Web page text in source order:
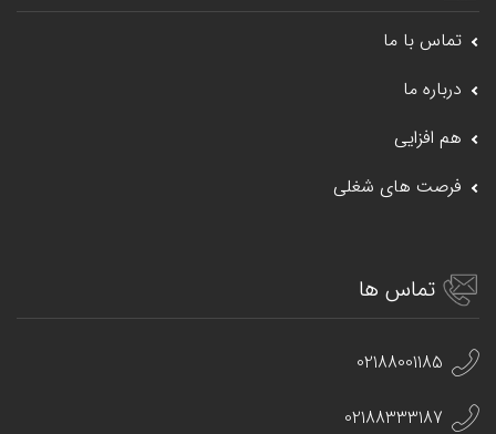
تماس با ما
درباره ما
هم افزایی
فرصت های شغلی
تماس ها
02188001185
02188333187